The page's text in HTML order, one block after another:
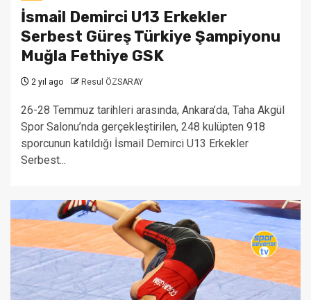
İsmail Demirci U13 Erkekler
Serbest Güreş Türkiye Şampiyonu
Muğla Fethiye GSK
2 yıl ago Resul ÖZSARAY
26-28 Temmuz tarihleri arasında, Ankara’da, Taha Akgül
Spor Salonu’nda gerçekleştirilen, 248 kulüpten 918
sporcunun katıldığı İsmail Demirci U13 Erkekler
Serbest...